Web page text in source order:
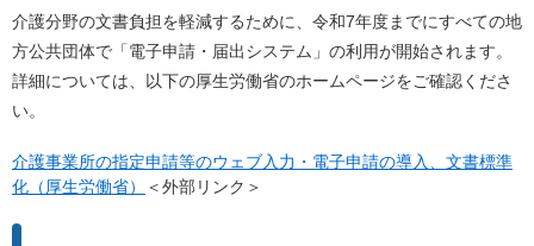
介護分野の文書負担を軽減するために、令和7年度までにすべての地
方公共団体で「電子申請・届出システム」の利用が開始されます。
詳細については、以下の厚生労働省のホームページをご確認くださ
い。
介護事業所の指定申請等のウェブ⼊⼒・電⼦申請の導⼊、文書標準
化（厚生労働省）
＜外部リンク＞